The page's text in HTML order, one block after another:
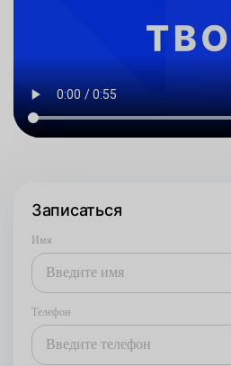
Записаться
Имя
Телефон